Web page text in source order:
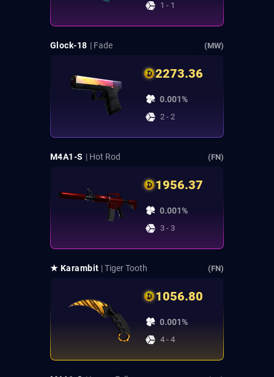
1 - 1
Glock-18 | Fade (MW)
2273.36
0.001%
2 - 2
M4A1-S | Hot Rod (FN)
1956.37
0.001%
3 - 3
★ Karambit | Tiger Tooth (FN)
1056.80
0.001%
4 - 4